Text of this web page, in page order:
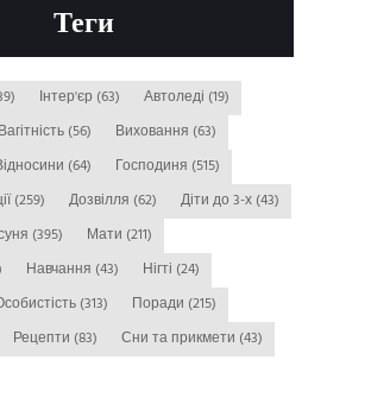
Теги
Інтер'єр (63) Автоледі (19)
Вагітність(56) Виховання (63)
Відносини (64) Господиня (515)
(259) Дозвілля (62) Діти до 3-х(43)
(395) Мати (211)
Навчання (43) Нігті (24)
Особистість(313) Поради (215)
Рецепти (83) Сни та прикмети (43)